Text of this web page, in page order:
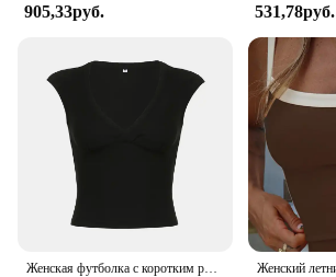
905,33руб. 531,78руб.
Женская футболка с коротким рукавом и V-образным вырезом